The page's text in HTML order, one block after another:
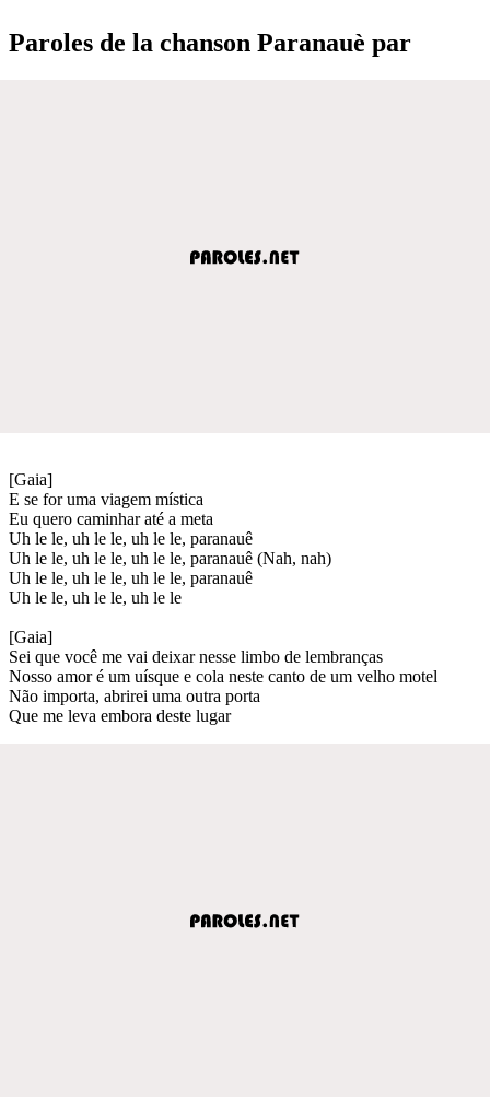
Paroles de la chanson Paranauè par
[Gaia]
E se for uma viagem mística
Eu quero caminhar até a meta
Uh le le, uh le le, uh le le, paranauê
Uh le le, uh le le, uh le le, paranauê (Nah, nah)
Uh le le, uh le le, uh le le, paranauê
Uh le le, uh le le, uh le le
[Gaia]
Sei que você me vai deixar nesse limbo de lembranças
Nosso amor é um uísque e cola neste canto de um velho motеl
Não importa, abrirei uma outra porta
Que me lеva embora deste lugar